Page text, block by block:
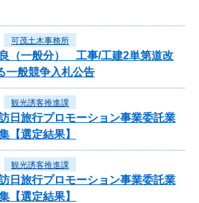
可茂土木事務所
（一般分） 工事/工建2単第道改
一般競争入札公告
観光誘客推進課
日旅行プロモーション事業委託業
【選定結果】
観光誘客推進課
日旅行プロモーション事業委託業
【選定結果】